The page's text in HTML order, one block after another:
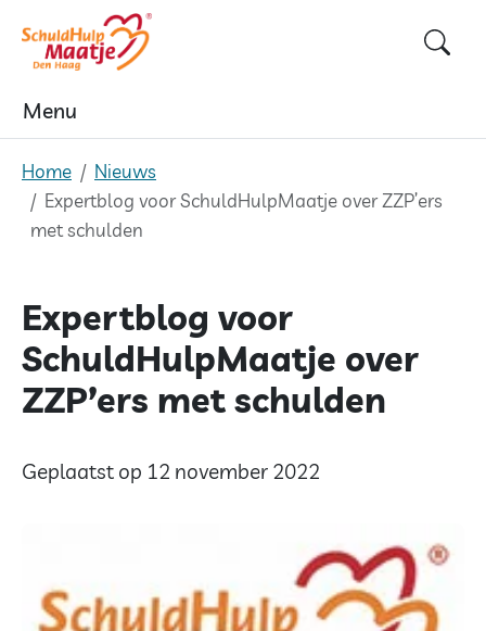
Menu
Home
Nieuws
Expertblog voor SchuldHulpMaatje over ZZP’ers
met schulden
Expertblog voor
SchuldHulpMaatje over
ZZP’ers met schulden
Geplaatst op 12 november 2022